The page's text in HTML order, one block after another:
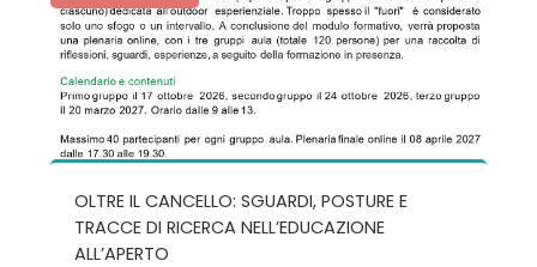
OLTRE IL CANCELLO: SGUARDI, POSTURE E
TRACCE DI RICERCA NELL’EDUCAZIONE
ALL’APERTO